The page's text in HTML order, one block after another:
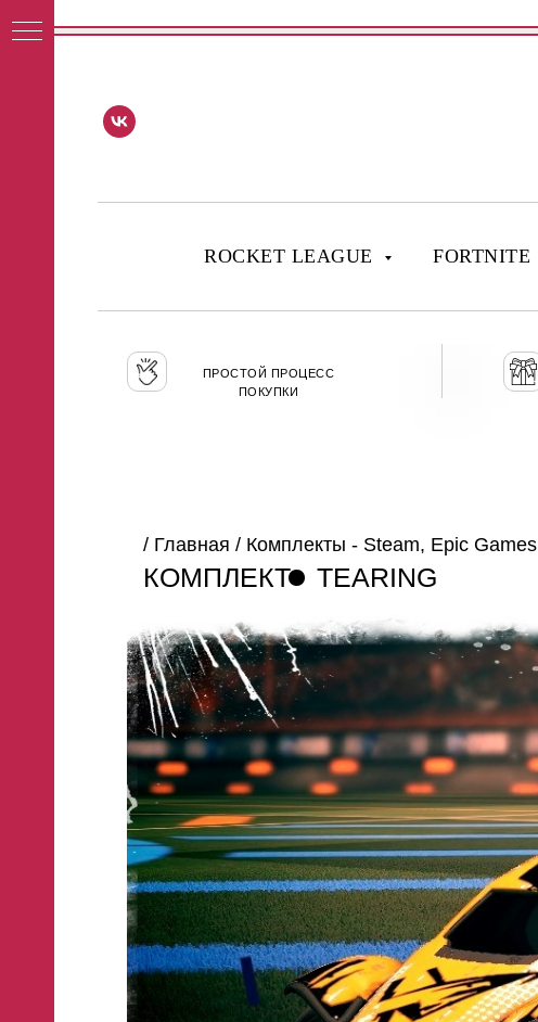
ROCKET LEAGUE FORTNITE
ПРОСТОЙ ПРОЦЕСС
ПОКУПКИ
КОМПЛЕКТ
/ Главная / Комплекты - Steam, Epic Games
TEARING